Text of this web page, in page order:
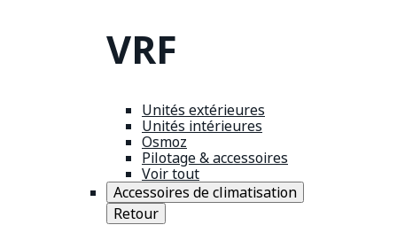
VRF
Unités extérieures
Unités intérieures
Osmoz
Pilotage & accessoires
Voir tout
Accessoires de climatisation
Retour